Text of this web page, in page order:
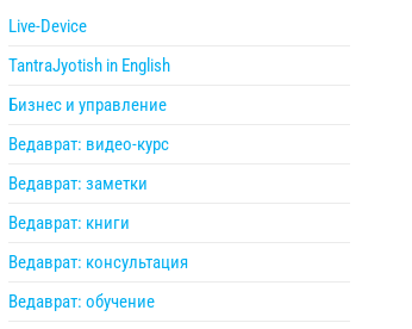
Live-Device
TantraJyotish in English
Бизнес и управление
Ведаврат: видео-курс
Ведаврат: заметки
Ведаврат: книги
Ведаврат: консультация
Ведаврат: обучение